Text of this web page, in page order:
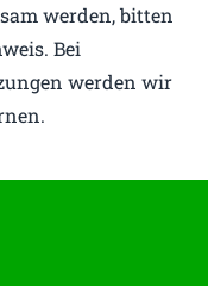
werden, bitten
Bei
werden wir